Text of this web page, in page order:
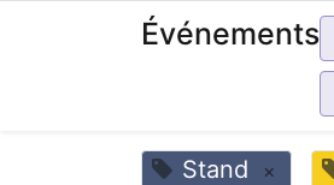
Événements
Stand ×